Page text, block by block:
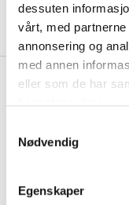
dessuten
vårt, med
annonsering og
med annen
eller som de har
Nødvendig
Egenskaper
About the
Pay &